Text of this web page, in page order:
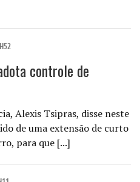
controle de
Alexis Tsipras, disse neste
de uma extensão de curto
para que [...]